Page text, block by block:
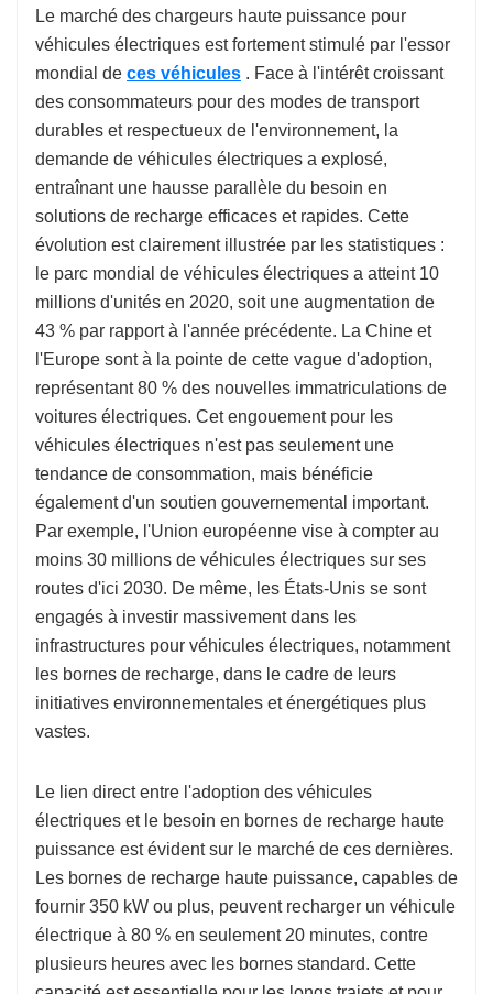
Le marché des chargeurs haute puissance pour
véhicules électriques est fortement stimulé par l'essor
mondial de ces véhicules . Face à l'intérêt croissant
des consommateurs pour des modes de transport
durables et respectueux de l'environnement, la
demande de véhicules électriques a explosé,
entraînant une hausse parallèle du besoin en
solutions de recharge efficaces et rapides. Cette
évolution est clairement illustrée par les statistiques :
le parc mondial de véhicules électriques a atteint 10
millions d'unités en 2020, soit une augmentation de
43 % par rapport à l'année précédente. La Chine et
l'Europe sont à la pointe de cette vague d'adoption,
représentant 80 % des nouvelles immatriculations de
voitures électriques. Cet engouement pour les
véhicules électriques n'est pas seulement une
tendance de consommation, mais bénéficie
également d'un soutien gouvernemental important.
Par exemple, l'Union européenne vise à compter au
moins 30 millions de véhicules électriques sur ses
routes d'ici 2030. De même, les États-Unis se sont
engagés à investir massivement dans les
infrastructures pour véhicules électriques, notamment
les bornes de recharge, dans le cadre de leurs
initiatives environnementales et énergétiques plus
vastes.
Le lien direct entre l'adoption des véhicules
électriques et le besoin en bornes de recharge haute
puissance est évident sur le marché de ces dernières.
Les bornes de recharge haute puissance, capables de
fournir 350 kW ou plus, peuvent recharger un véhicule
électrique à 80 % en seulement 20 minutes, contre
plusieurs heures avec les bornes standard. Cette